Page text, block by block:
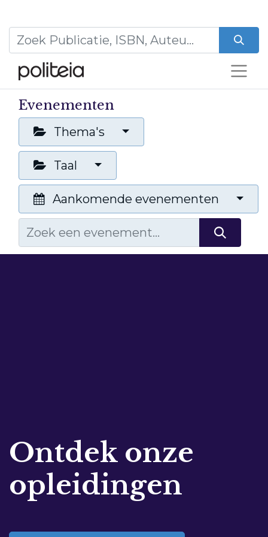
Evenementen
Thema's
Taal
Aankomende evenementen
Ontdek onze
opleidingen